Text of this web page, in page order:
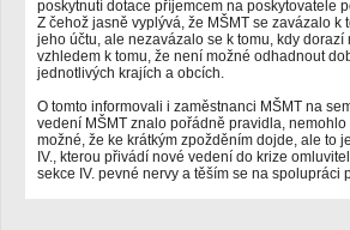
poskytnutí dotace příjemcem na poskytovatele
Z čehož jasně vyplývá, že MŠMT se zavázalo k
jeho účtu, ale nezavázalo se k tomu, kdy dorazí
vzhledem k tomu, že není možné odhadnout
jednotlivých krajích a obcích.
O tomto informovali i zaměstnanci MŠMT na
vedení MŠMT znalo pořádně pravidla, nemohlo
možné, že ke krátkým zpožděním dojde, ale to
IV., kterou přivádí nové vedení do krize
sekce IV. pevné nervy a těším se na spolupráci